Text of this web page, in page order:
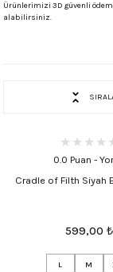
Ürünlerimizi 3D güvenli
alabilirsiniz.
0.0 Puan -
Cradle of Filth Siyah
599,00 ₺
L M